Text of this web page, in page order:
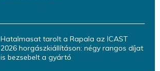
Hatalmasat tarolt a Rapala az ICAST
2026 horgászkiállításon: négy rangos díjat
is bezsebelt a gyártó